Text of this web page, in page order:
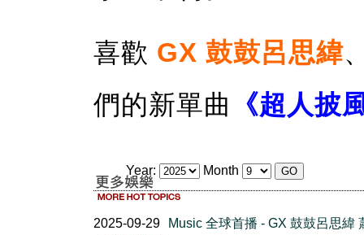
喜歡 GX 鼓鼓呂思緯
們的新單曲
《超人披
Year: Month
2025-09-29
Music 全球首播 - GX 鼓鼓呂思緯